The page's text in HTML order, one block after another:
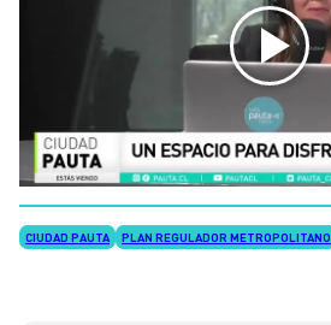
CIUDAD PAUTA PLAN REGULADOR METROPOLITANO